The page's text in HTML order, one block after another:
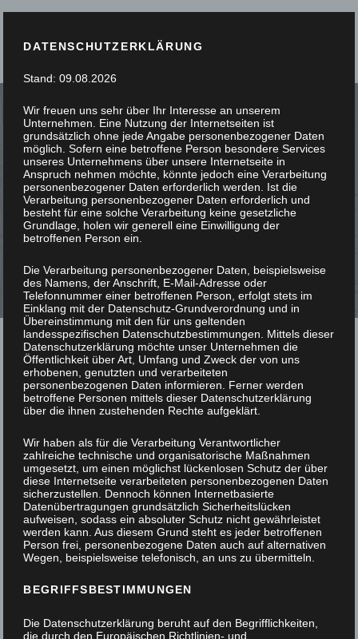
SIE STÖBERN, WIR
SCHREINERN
DATENSCHUTZERKLÄRUNG
Stand: 09.08.2026
Wir freuen uns sehr über Ihr Interesse an unserem
Unternehmen. Eine Nutzung der Internetseiten ist
grundsätzlich ohne jede Angabe personenbezogener Daten
möglich. Sofern eine betroffene Person besondere Services
unseres Unternehmens über unsere Internetseite in
Anspruch nehmen möchte, könnte jedoch eine Verarbeitung
personenbezogener Daten erforderlich werden. Ist die
Verarbeitung personenbezogener Daten erforderlich und
besteht für eine solche Verarbeitung keine gesetzliche
Grundlage, holen wir generell eine Einwilligung der
betroffenen Person ein.
Die Verarbeitung personenbezogener Daten, beispielsweise
des Namens, der Anschrift, E-Mail-Adresse oder
Telefonnummer einer betroffenen Person, erfolgt stets im
Einklang mit der Datenschutz-Grundverordnung und in
Übereinstimmung mit den für uns geltenden
landesspezifischen Datenschutzbestimmungen. Mittels dieser
Datenschutzerklärung möchte unser Unternehmen die
Öffentlichkeit über Art, Umfang und Zweck der von uns
erhobenen, genutzten und verarbeiteten
personenbezogenen Daten informieren. Ferner werden
betroffene Personen mittels dieser Datenschutzerklärung
über die ihnen zustehenden Rechte aufgeklärt.
Wir haben als für die Verarbeitung Verantwortlicher
zahlreiche technische und organisatorische Maßnahmen
umgesetzt, um einen möglichst lückenlosen Schutz der über
diese Internetseite verarbeiteten personenbezogenen Daten
sicherzustellen. Dennoch können Internetbasierte
Datenübertragungen grundsätzlich Sicherheitslücken
aufweisen, sodass ein absoluter Schutz nicht gewährleistet
werden kann. Aus diesem Grund steht es jeder betroffenen
Person frei, personenbezogene Daten auch auf alternativen
Wegen, beispielsweise telefonisch, an uns zu übermitteln.
BEGRIFFSBESTIMMUNGEN
Die Datenschutzerklärung beruht auf den Begrifflichkeiten,
die durch den Europäischen Richtlinien- und